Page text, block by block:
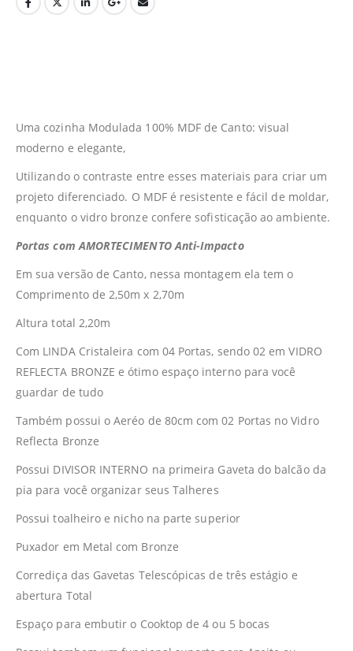
Uma cozinha Modulada 100% MDF de Canto: visual
moderno e elegante,
Utilizando o contraste entre esses materiais para criar um
projeto diferenciado. O MDF é resistente e fácil de moldar,
enquanto o vidro bronze confere sofisticação ao ambiente.
Portas com AMORTECIMENTO Anti-Impacto
Em sua versão de Canto, nessa montagem ela tem o
Comprimento de 2,50m x 2,70m
Altura total 2,20m
Com LINDA Cristaleira com 04 Portas, sendo 02 em VIDRO
REFLECTA BRONZE e ótimo espaço interno para você
guardar de tudo
Também possui o Aeréo de 80cm com 02 Portas no Vidro
Reflecta Bronze
Possui DIVISOR INTERNO na primeira Gaveta do balcão da
pia para você organizar seus Talheres
Possui toalheiro e nicho na parte superior
Puxador em Metal com Bronze
Corrediça das Gavetas Telescópicas de três estágio e
abertura Total
Espaço para embutir o Cooktop de 4 ou 5 bocas